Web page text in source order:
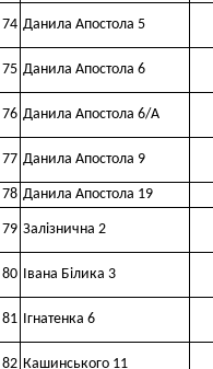
74 Данила Апостола 5
75 Данила Апостола 6
76 Данила Апостола 6/А
77 Данила Апостола 9
78 Данила Апостола 19
79 Залізнична 2
80 Івана Білика 3
81 Ігнатенка 6
82 Кашинського 11